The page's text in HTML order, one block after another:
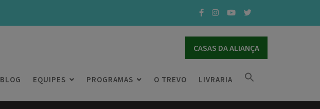
CASAS DA ALIANÇA
BLOG EQUIPES PROGRAMAS O TREVO LIVRARIA